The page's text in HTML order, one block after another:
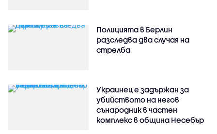
Полицията в Берлин
разследва два случая на
стрелба
Украинец е задържан за
убийството на негов
сънародник в частен
комплекс в община Несебър